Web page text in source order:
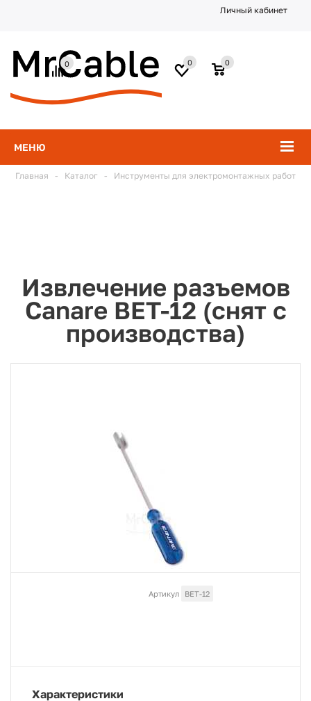
Личный кабинет
МЕНЮ
0
0
0
Главная - Каталог - Инструменты для электромонтажных работ
Извлечение разъемов
Canare BET-12 (снят с
производства)
Артикул BET-12
Характеристики